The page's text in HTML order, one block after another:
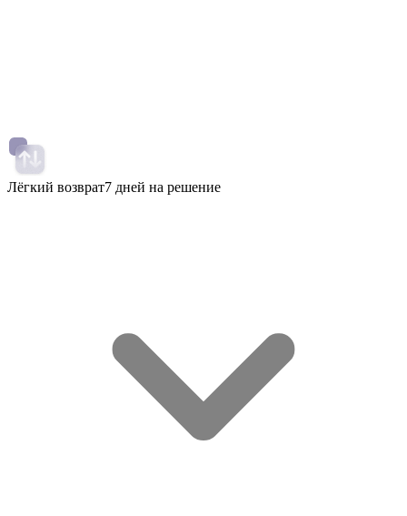
Лёгкий возврат7 дней на решение